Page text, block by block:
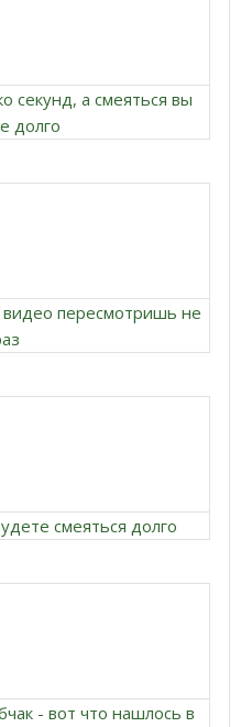
секунд, а смеяться вы
долго
видео пересмотришь не
смеяться долго
- вот что нашлось в